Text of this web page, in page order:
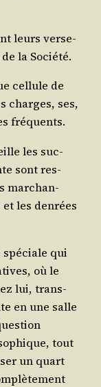
leurs ver­se­
la Société.
cel­lule de
charges, ses,
fréquents.
les suc­
sont res­
mar­chan­
les den­rées
spé­ciale qui
où le
lui, trans­
en une salle
tout
un quart